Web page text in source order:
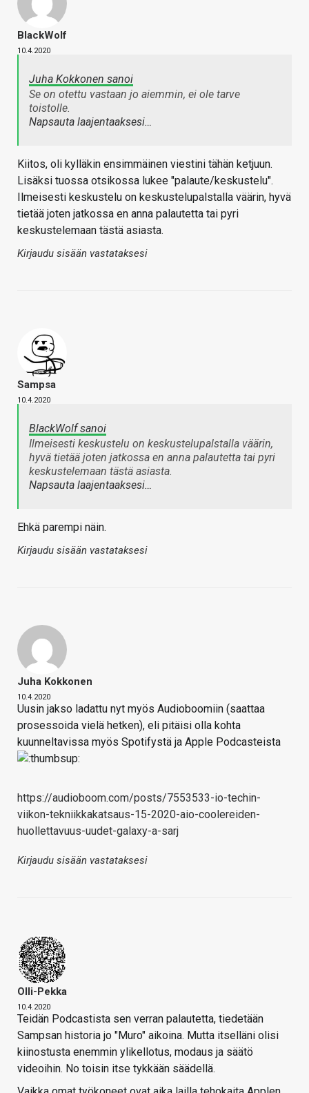
BlackWolf
10.4.2020
Juha Kokkonen sanoi
Se on otettu vastaan jo aiemmin, ei ole tarve
toistolle.
Napsauta laajentaaksesi…
Kiitos, oli kylläkin ensimmäinen viestini tähän ketjuun.
Lisäksi tuossa otsikossa lukee "palaute/keskustelu".
Ilmeisesti keskustelu on keskustelupalstalla väärin, hyvä
tietää joten jatkossa en anna palautetta tai pyri
keskustelemaan tästä asiasta.
Kirjaudu sisään vastataksesi
Sampsa
10.4.2020
BlackWolf sanoi
Ilmeisesti keskustelu on keskustelupalstalla väärin,
hyvä tietää joten jatkossa en anna palautetta tai pyri
keskustelemaan tästä asiasta.
Napsauta laajentaaksesi…
Ehkä parempi näin.
Kirjaudu sisään vastataksesi
Juha Kokkonen
10.4.2020
Uusin jakso ladattu nyt myös Audioboomiin (saattaa
prosessoida vielä hetken), eli pitäisi olla kohta
kuunneltavissa myös Spotifystä ja Apple Podcasteista
https://audioboom.com/posts/7553533-io-techin-
viikon-tekniikkakatsaus-15-2020-aio-coolereiden-
huollettavuus-uudet-galaxy-a-sarj
Kirjaudu sisään vastataksesi
Olli-Pekka
10.4.2020
Teidän Podcastista sen verran palautetta, tiedetään
Sampsan historia jo "Muro" aikoina. Mutta itselläni olisi
kiinostusta enemmin ylikellotus, modaus ja säätö
videoihin. No toisin itse tykkään säädellä.